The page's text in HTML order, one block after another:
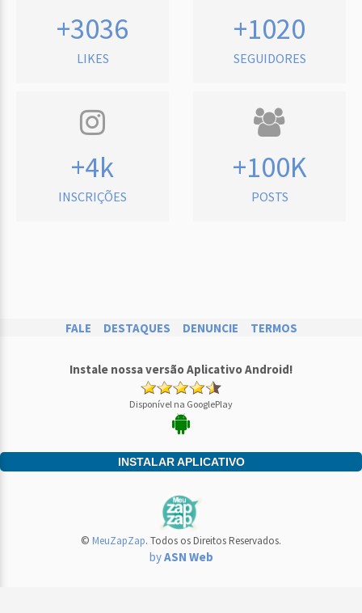
+3036
LIKES
+1020
SEGUIDORES
+4k
INSCRIÇÕES
+100K
POSTS
FALE DESTAQUES DENUNCIE TERMOS
Instale nossa versão Aplicativo Android!
Disponível na GooglePlay
INSTALAR APLICATIVO
© MeuZapZap. Todos os Direitos Reservados.
byASN Web